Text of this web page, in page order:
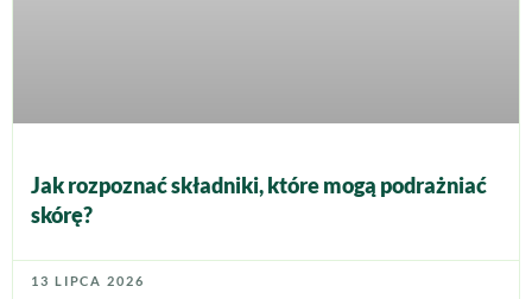
Jak rozpoznać składniki, które mogą podrażniać
skórę?
13 LIPCA 2026